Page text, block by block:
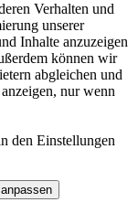
Verhalten und
unserer
Inhalte anzuzeigen
können wir
abgleichen und
nur wenn
den Einstellungen